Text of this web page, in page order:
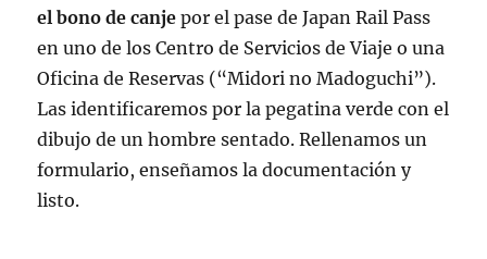
el bono de canje por el pase de Japan Rail Pass
en uno de los Centro de Servicios de Viaje o una
Oficina de Reservas (“Midori no Madoguchi”).
Las identificaremos por la pegatina verde con el
dibujo de un hombre sentado. Rellenamos un
formulario, enseñamos la documentación y
listo.